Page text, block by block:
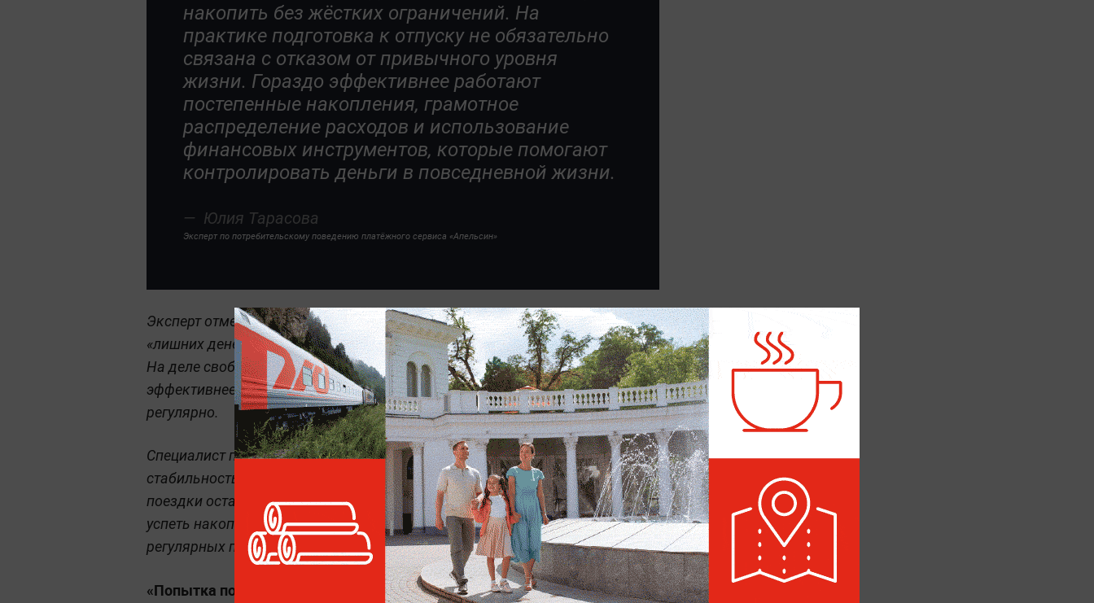
накопить без жёстких ограничений. На
практике подготовка к отпуску не обязательно
связана с отказом от привычного уровня
жизни. Гораздо эффективнее работают
постепенные накопления, грамотное
распределение расходов и использование
финансовых инструментов, которые помогают
контролировать деньги в повседневной жизни.
Юлия Тарасова
Эксперт по потребительскому поведению платёжного сервиса «Апельсин»
Эксперт отметила, что одной из самых частых ошибок остаётся ожидание
«лишних денег», с которых якобы стоит начинать откладывать средства.
На деле свободные средства редко возникают сами по себе. Намного
эффективнее работает привычка откладывать небольшие суммы
регулярно.
Специалист подчеркнула, что при подготовке к отпуску важнее
стабильность, чем резкое сокращение привычных расходов. Даже если до
поездки остаётся несколько месяцев, часть нужной суммы всё ещё можно
успеть накопить. Для этого достаточно определить комфортный размер
регулярных переводов и придерживаться выбранного плана.
«Попытка полностью отказаться от развлечений, встреч с друзьями или